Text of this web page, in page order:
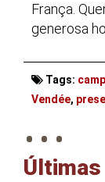
França.
generosa
Tags:
Vendée,
. . .